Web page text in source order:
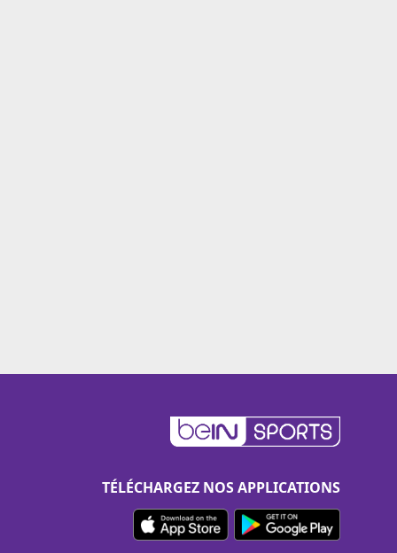
TÉLÉCHARGEZ NOS APPLICATIONS